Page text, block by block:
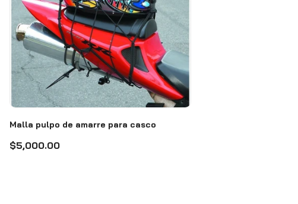
Malla pulpo de amarre para casco
$5,000.00